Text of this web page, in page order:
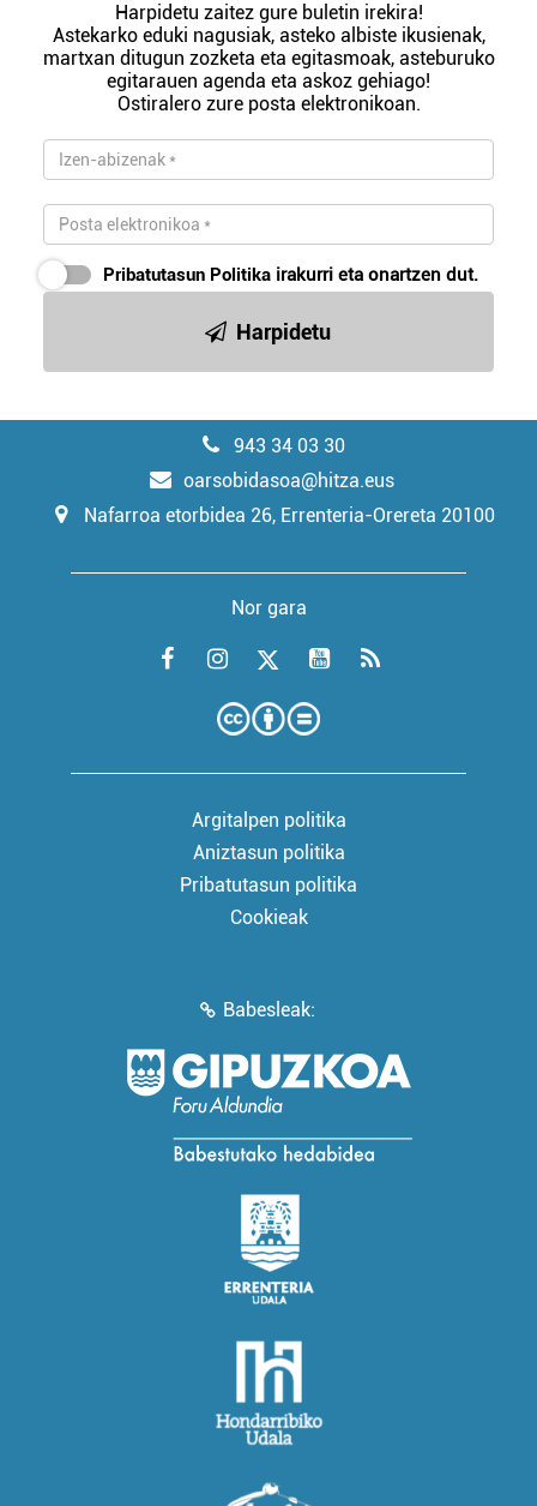
Harpidetu zaitez gure buletin irekira!
Astekarko eduki nagusiak, asteko albiste ikusienak,
martxan ditugun zozketa eta egitasmoak, asteburuko
egitarauen agenda eta askoz gehiago!
Ostiralero zure posta elektronikoan.
Pribatutasun Politika irakurri eta onartzen dut.
Harpidetu
943 34 03 30
oarsobidasoa@hitza.eus
Nafarroa etorbidea 26, Errenteria-Orereta 20100
Nor gara
Argitalpen politika
Aniztasun politika
Pribatutasun politika
Cookieak
Babesleak: